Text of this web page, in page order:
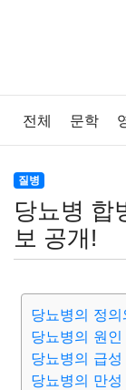
전체 문학
법률
보건 질병
증권 인테리
게임 스포츠
질병
당뇨병 합
보 공개!
당뇨병의 정
당뇨병의 원인
당뇨병의 급
당뇨병의 만